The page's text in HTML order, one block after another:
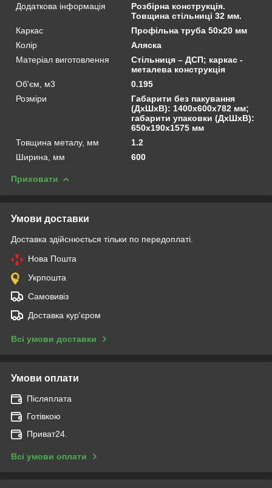
Додаткова інформація
Розбірна конструкція.
Товщина стільниці 32 мм.
Каркас
Профільна труба 50х20 мм
Колір
Аляска
Матеріал виготовлення
Стільниця – ДСП; каркас -
металева конструкція
Об'єм, м3
0.195
Розміри
Габарити без пакування
(ДхШхВ): 1400х600х782 мм;
габарити упаковки (ДхШхВ):
650х190х1575 мм
Товщина металу, мм
1.2
Ширина, мм
600
Приховати
Умови доставки
Доставка здійснюється тільки по передоплаті.
Нова Пошта
Укрпошта
Самовивіз
Доставка кур'єром
Всі умови доставки
Умови оплати
Післяплата
Готівкою
Приват24.
Всі умови оплати